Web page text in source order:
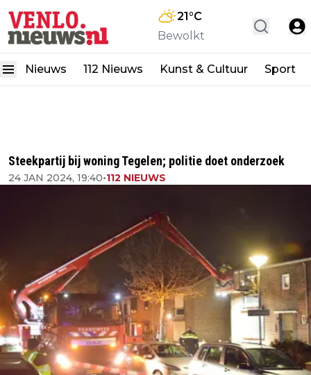
21°C
Bewolkt
Nieuws 112 Nieuws Kunst & Cultuur Sport
Steekpartij bij woning Tegelen; politie doet onderzoek
24 JAN 2024, 19:40•112 NIEUWS